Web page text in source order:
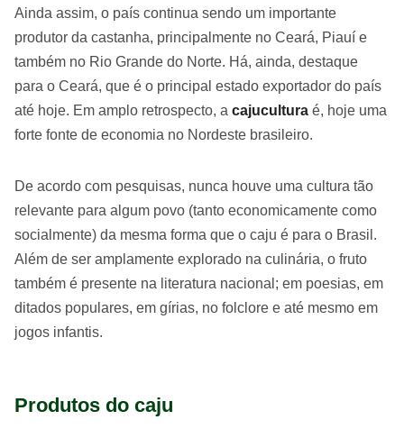
Ainda assim, o país continua sendo um importante
produtor da castanha, principalmente no Ceará, Piauí e
também no Rio Grande do Norte. Há, ainda, destaque
para o Ceará, que é o principal estado exportador do país
até hoje. Em amplo retrospecto, a cajucultura é, hoje uma
forte fonte de economia no Nordeste brasileiro.
De acordo com pesquisas, nunca houve uma cultura tão
relevante para algum povo (tanto economicamente como
socialmente) da mesma forma que o caju é para o Brasil.
Além de ser amplamente explorado na culinária, o fruto
também é presente na literatura nacional; em poesias, em
ditados populares, em gírias, no folclore e até mesmo em
jogos infantis.
Produtos do caju